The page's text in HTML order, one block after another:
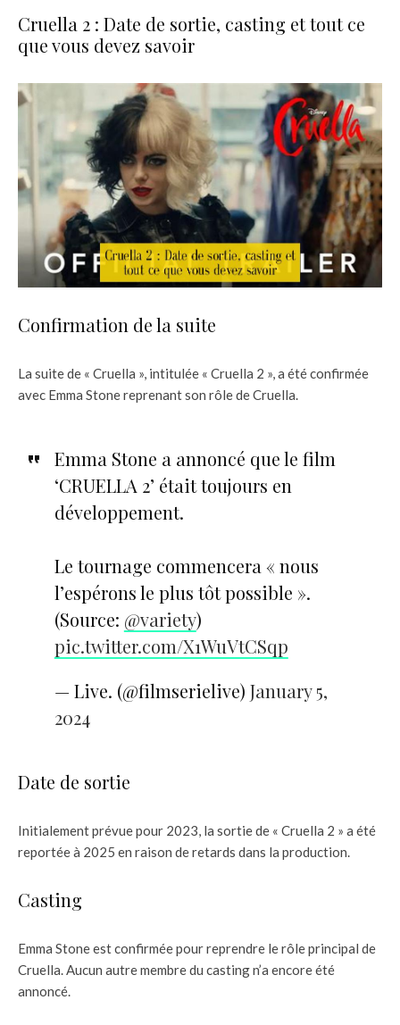
Cruella 2 : Date de sortie, casting et tout ce
que vous devez savoir
Confirmation de la suite
La suite de « Cruella », intitulée « Cruella 2 », a été confirmée
avec Emma Stone reprenant son rôle de Cruella.
Emma Stone a annoncé que le film
‘CRUELLA 2’ était toujours en
développement.
Le tournage commencera « nous
l’espérons le plus tôt possible ».
(Source: @variety)
pic.twitter.com/X1WuVtCSqp
— Live. (@filmserielive) January 5,
2024
Date de sortie
Initialement prévue pour 2023, la sortie de « Cruella 2 » a été
reportée à 2025 en raison de retards dans la production.
Casting
Emma Stone est confirmée pour reprendre le rôle principal de
Cruella. Aucun autre membre du casting n’a encore été
annoncé.